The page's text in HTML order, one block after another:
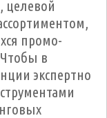
целевой
промо-
в
экспертно